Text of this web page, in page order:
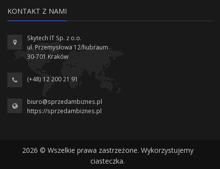
KONTAKT Z NAMI
Skytech IT Sp. z o.o.
ul. Przemysłowa 12/hubraum
30-701 Kraków
(+48) 12 200 21 91
biuro@sprzedambiznes.pl
https://sprzedambiznes.pl
2026 © Wszelkie prawa zastrzeżone. Wykorzystujemy
ciasteczka.